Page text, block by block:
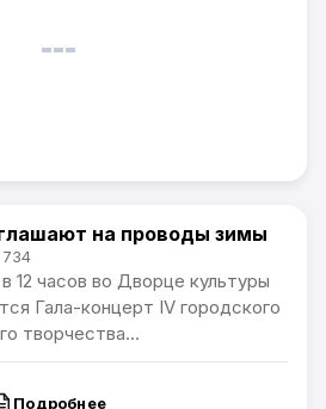
на проводы зимы
12 часов во Дворце культуры
Гала-концерт IV городского
творчества...
Подробнее